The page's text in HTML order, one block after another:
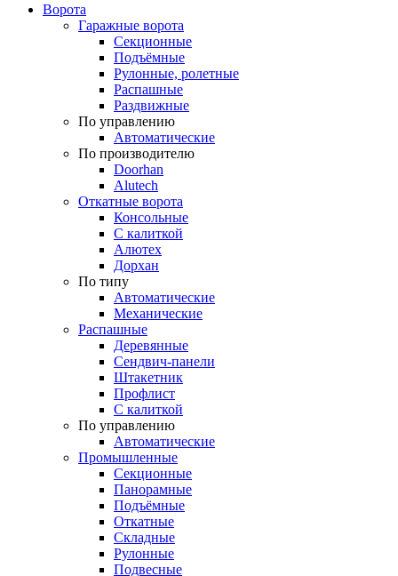
Ворота
Гаражные ворота
Секционные
Подъёмные
Рулонные, ролетные
Распашные
Раздвижные
По управлению
Автоматические
По производителю
Doorhan
Alutech
Откатные ворота
Консольные
С калиткой
Алютех
Дорхан
По типу
Автоматические
Механические
Распашные
Деревянные
Сендвич-панели
Штакетник
Профлист
С калиткой
По управлению
Автоматические
Промышленные
Секционные
Панорамные
Подъёмные
Откатные
Складные
Рулонные
Подвесные